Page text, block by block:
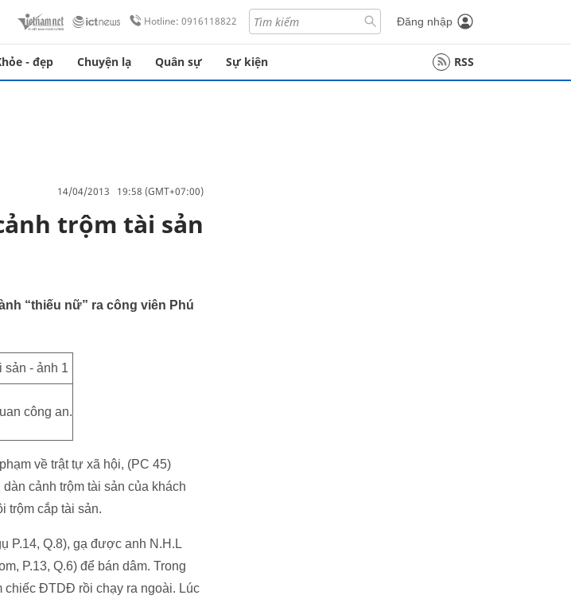
Hotline: 0916118822 Đăng nhập
- đẹp Chuyện lạ Quân sự Sự kiện RSS
14/04/2013 19:58 (GMT+07:00)
trộm tài sản
“thiếu nữ” ra công viên Phú
công an.
về trật tự xã hội, (PC 45)
cảnh trộm tài sản của khách
trộm cắp tài sản.
P.14, Q.8), gạ được anh N.H.L
P.13, Q.6) để bán dâm. Trong
chiếc ĐTDĐ rồi chạy ra ngoài. Lúc